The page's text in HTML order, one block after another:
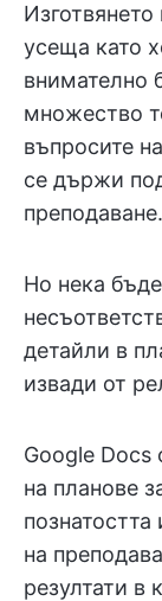
усеща като
внимателно
множество
въпросите
се държи
преподаване.
Но нека
детайли в
извади от
Google Docs
на планове
на
резултати в